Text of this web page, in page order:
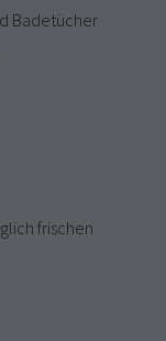
Badetücher
frischen